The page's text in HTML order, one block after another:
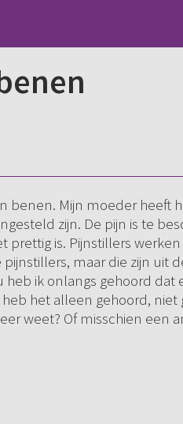
benen. Mijn moeder heeft
zijn. De pijn is te
prettig is. Pijnstillers
maar die zijn uit
ik onlangs gehoord dat
het alleen gehoord, niet
weet? Of misschien een